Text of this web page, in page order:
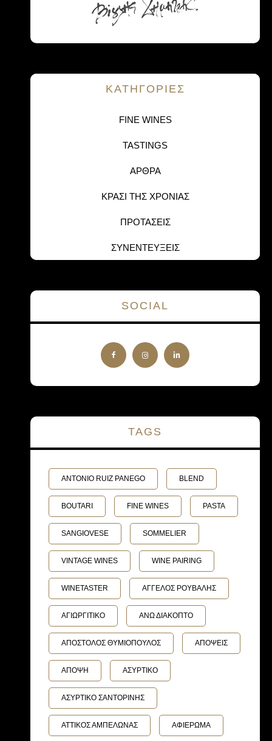
KΑΤΗΓΟΡΙΕΣ
FINE WINES
TASTINGS
ΑΡΘΡΑ
ΚΡΑΣΙ ΤΗΣ ΧΡΟΝΙΑΣ
ΠΡΟΤΑΣΕΙΣ
ΣΥΝΕΝΤΕΥΞΕΙΣ
SOCIAL
TAGS
ANTONIO RUIZ PANEGO BLEND
BOUTARI FINE WINES PASTA
SANGIOVESE SOMMELIER
VINTAGE WINES WINE PAIRING
WINETASTER ΑΓΓΕΛΟΣ ΡΟΥΒΑΛΗΣ
ΑΓΙΩΡΓΙΤΙΚΟ ΑΝΩ ΔΙΑΚΟΠΤΟ
ΑΠΟΣΤΟΛΟΣ ΘΥΜΙΟΠΟΥΛΟΣ ΑΠΟΨΕΙΣ
ΑΠΟΨΗ ΑΣΥΡΤΙΚΟ
ΑΣΥΡΤΙΚΟ ΣΑΝΤΟΡΙΝΗΣ
ΑΤΤΙΚΟΣ ΑΜΠΕΛΩΝΑΣ ΑΦΙΕΡΩΜΑ